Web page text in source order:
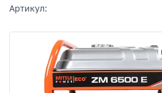
Артикул: